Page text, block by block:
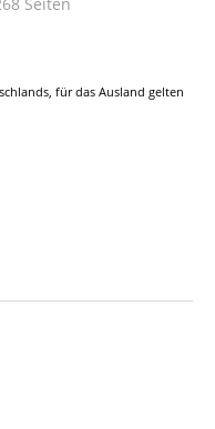
für das Ausland gelten